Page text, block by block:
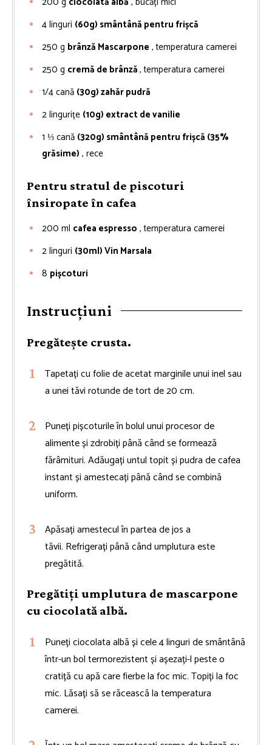
4linguri (60g) smântână pentru frișcă
250 g brânză Mascarpone , temperatura camerei
250 g cremă de brânză, temperatura camerei
1/4cană (30g) zahăr pudră
2lingurițe (10g) extract de vanilie
1 ⅓cană (320g) smântână pentru frișcă (35%
grăsime) , rece
Pentru stratul de piscoturi
însiropate în cafea
200 ml cafea espresso , temperatura camerei
2linguri (30ml) Vin Marsala
8 pișcoturi
Instrucțiuni
Pregătește crusta.
Tapetați cu folie de acetat marginile unui inel sau
a unei tăvi rotunde de tort de 20 cm.
Puneți pișcoturile în bolul unui procesor de
alimente și zdrobiți până când se formează
fărâmituri. Adăugați untul topit și pudra de cafea
instant și amestecați până când se combină
uniform.
Apăsați amestecul în partea de jos a
tăvii. Refrigerați până când umplutura este
pregătită.
Pregătiți umplutura de mascarpone
cu ciocolată albă.
Puneți ciocolata albă și cele 4 linguri de smântână
într-un bol termorezistent și așezați-l peste o
cratiță cu apă care fierbe la foc mic. Topiți la foc
mic. Lăsați să se răcească la temperatura
camerei.